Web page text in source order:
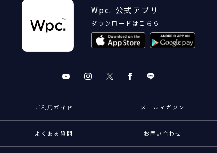
Wpc. 公式アプリ
ダウンロードはこちら
ご利用ガイド メールマガジン
よくある質問 お問い合わせ